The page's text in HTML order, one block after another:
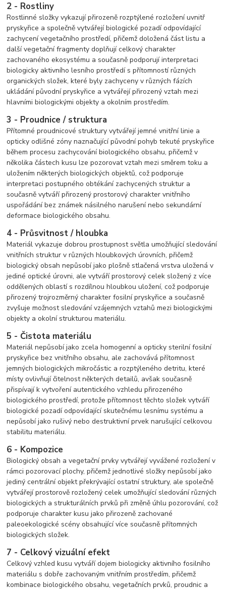
2 - Rostliny
Rostlinné složky vykazují přirozeně rozptýlené rozložení uvnitř
pryskyřice a společně vytvářejí biologické pozadí odpovídající
zachycení vegetačního prostředí, přičemž doložená část listu a
další vegetační fragmenty doplňují celkový charakter
zachovaného ekosystému a současně podporují interpretaci
biologicky aktivního lesního prostředí s přítomností různých
organických složek, které byly zachyceny v různých fázích
ukládání původní pryskyřice a vytvářejí přirozený vztah mezi
hlavními biologickými objekty a okolním prostředím.
3 - Proudnice / struktura
Přítomné proudnicové struktury vytvářejí jemné vnitřní linie a
opticky odlišné zóny naznačující původní pohyb tekuté pryskyřice
během procesu zachycování biologického obsahu, přičemž v
několika částech kusu lze pozorovat vztah mezi směrem toku a
uložením některých biologických objektů, což podporuje
interpretaci postupného obtékání zachycených struktur a
současně vytváří přirozený prostorový charakter vnitřního
uspořádání bez známek násilného narušení nebo sekundární
deformace biologického obsahu.
4 - Průsvitnost / hloubka
Materiál vykazuje dobrou prostupnost světla umožňující sledování
vnitřních struktur v různých hloubkových úrovních, přičemž
biologický obsah nepůsobí jako plošně stlačená vrstva uložená v
jediné optické úrovni, ale vytváří prostorový celek složený z více
oddělených oblastí s rozdílnou hloubkou uložení, což podporuje
přirozený trojrozměrný charakter fosilní pryskyřice a současně
zvyšuje možnost sledování vzájemných vztahů mezi biologickými
objekty a okolní strukturou materiálu.
5 - Čistota materiálu
Materiál nepůsobí jako zcela homogenní a opticky sterilní fosilní
pryskyřice bez vnitřního obsahu, ale zachovává přítomnost
jemných biologických mikročástic a rozptýleného detritu, které
místy ovlivňují čitelnost některých detailů, avšak současně
přispívají k vytvoření autentického vzhledu přirozeného
biologického prostředí, protože přítomnost těchto složek vytváří
biologické pozadí odpovídající skutečnému lesnímu systému a
nepůsobí jako rušivý nebo destruktivní prvek narušující celkovou
stabilitu materiálu.
6 - Kompozice
Biologický obsah a vegetační prvky vytvářejí vyvážené rozložení v
rámci pozorovací plochy, přičemž jednotlivé složky nepůsobí jako
jediný centrální objekt překrývající ostatní struktury, ale společně
vytvářejí prostorově rozložený celek umožňující sledování různých
biologických a strukturálních prvků při změně úhlu pozorování, což
podporuje charakter kusu jako přirozeně zachované
paleoekologické scény obsahující více současně přítomných
biologických složek.
7 - Celkový vizuální efekt
Celkový vzhled kusu vytváří dojem biologicky aktivního fosilního
materiálu s dobře zachovaným vnitřním prostředím, přičemž
kombinace biologického obsahu, vegetačních prvků, proudnic a